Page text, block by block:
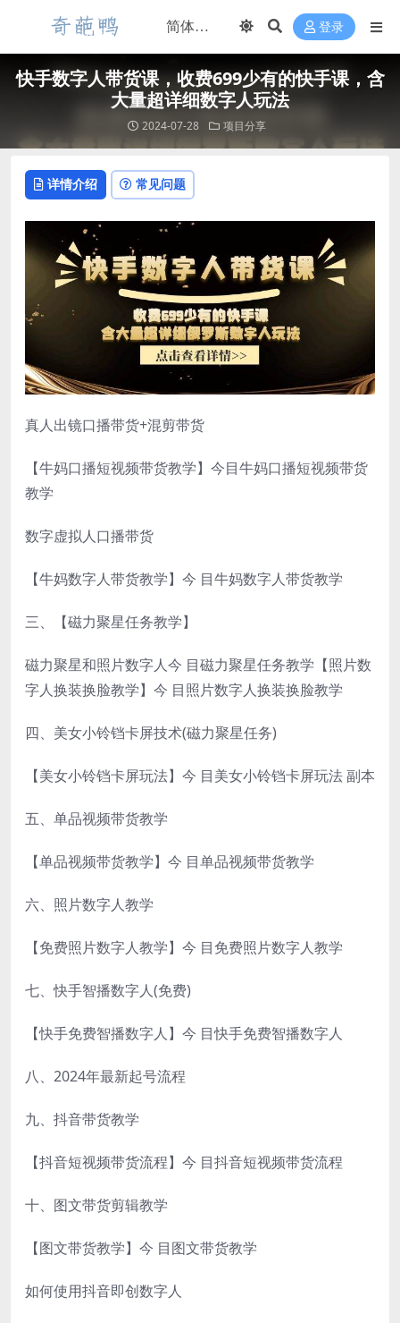
登录
快手数字人带货课，收费699少有的快手课，含
大量超详细数字人玩法
2024-07-28 项目分享
详情介绍 常见问题
真人出镜口播带货+混剪带货
【牛妈口播短视频带货教学】今目牛妈口播短视频带货
教学
数字虚拟人口播带货
【牛妈数字人带货教学】今 目牛妈数字人带货教学
三、【磁力聚星任务教学】
磁力聚星和照片数字人今 目磁力聚星任务教学【照片数
字人换装换脸教学】今 目照片数字人换装换脸教学
四、美女小铃铛卡屏技术(磁力聚星任务)
【美女小铃铛卡屏玩法】今 目美女小铃铛卡屏玩法 副本
五、单品视频带货教学
【单品视频带货教学】今 目单品视频带货教学
六、照片数字人教学
【免费照片数字人教学】今 目免费照片数字人教学
七、快手智播数字人(免费)
【快手免费智播数字人】今 目快手免费智播数字人
八、2024年最新起号流程
九、抖音带货教学
【抖音短视频带货流程】今 目抖音短视频带货流程
十、图文带货剪辑教学
【图文带货教学】今 目图文带货教学
如何使用抖音即创数字人